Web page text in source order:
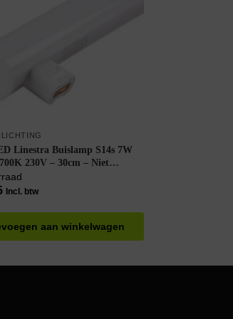
Buislamp S14s 7W
230V – 30cm – Niet
– Warm Wit Licht
Incl. btw
aan winkelwagen